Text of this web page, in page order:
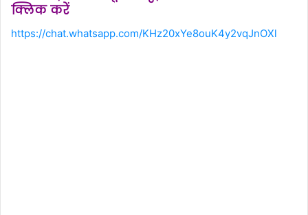
क्लिक करें
https://chat.whatsapp.com/KHz20xYe8ouK4y2vqJnOXl